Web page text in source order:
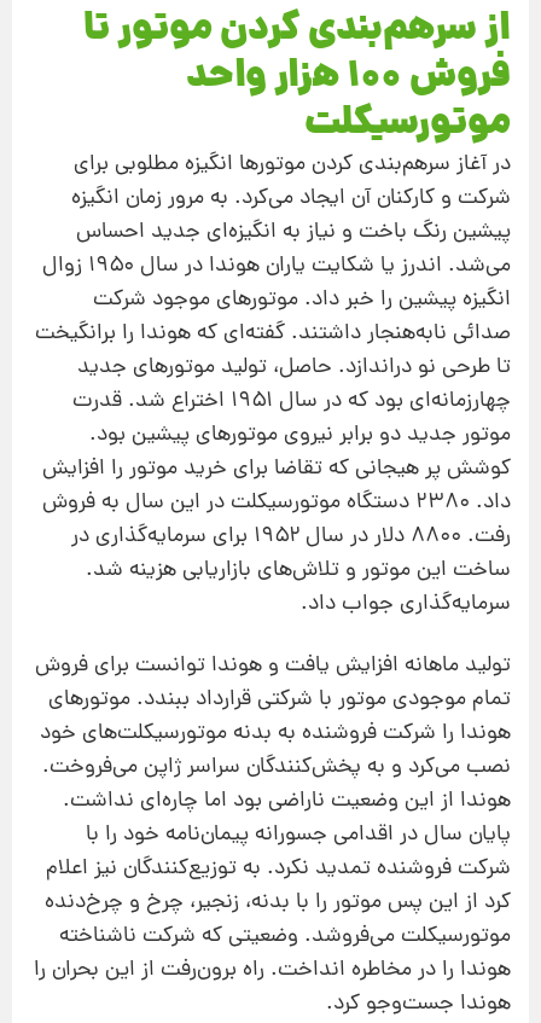
از سرهم‌بندی کردن موتور تا
فروش ۱۰۰ هزار واحد
موتورسیکلت
در آغاز سرهم‌بندی کردن موتورها انگیزه‌ مطلوبی برای
شرکت و کارکنان آن ایجاد می‌کرد. به مرور زمان انگیزه‌
پیشین رنگ باخت و نیاز به انگیزه‌ای جدید احساس
می‌شد. اندرز یا شکایت ‌یاران هوندا در سال ۱۹۵۰ زوال
انگیزه‌ پیشین را خبر داد. موتورهای موجود شرکت
صدائی نابه‌هنجار داشتند. گفته‌ای که هوندا را برانگیخت
تا طرحی نو دراندازد. حاصل، تولید موتورهای جدید
چهارزمانه‌ای بود که در سال ۱۹۵۱ اختراع شد. قدرت
موتور جدید دو برابر نیروی موتورهای پیشین بود.
کوشش پر هیجانی که تقاضا برای خرید موتور را افزایش
داد. ۲۳۸۰ دستگاه موتورسیکلت در این سال به فروش
رفت. ۸۸۰۰ دلار در سال ۱۹۵۲ برای سرمایه‌گذاری در
ساخت این موتور و تلاش‌های بازاریابی هزینه شد.
سرمایه‌گذاری جواب داد.
تولید ماهانه افزایش یافت و هوندا توانست برای فروش
تمام موجودی موتور با شرکتی قرارداد ببندد. موتورهای
هوندا را شرکت فروشنده به بدنه‌ موتورسیکلت‌های خود
نصب می‌کرد و به پخش‌کنندگان سراسر ژاپن می‌فروخت.
هوندا از این وضعیت ناراضی بود اما چاره‌ای نداشت.
پایان سال در اقدامی جسورانه پیمان‌نامه‌ خود را با
شرکت فروشنده تمدید نکرد. به توزیع‌کنندگان نیز اعلام
کرد از این پس موتور را با بدنه، زنجیر، چرخ و چرخ‌دنده‌
موتورسیکلت می‌فروشد. وضعیتی که شرکت ناشناخته‌
هوندا را در مخاطره انداخت. راه برون‌رفت از این بحران را
هوندا جست‌وجو کرد.